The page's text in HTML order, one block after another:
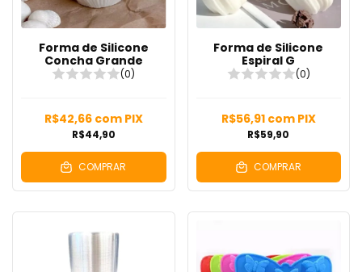
Forma de Silicone
Concha Grande
(0)
R$44,90
R$42,66 com PIX
COMPRAR
Forma de Silicone
Espiral G
(0)
R$59,90
R$56,91 com PIX
COMPRAR